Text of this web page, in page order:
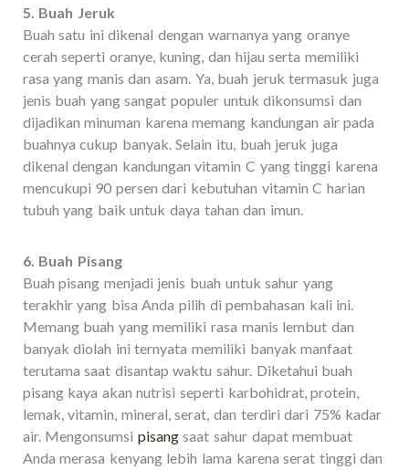
5. Buah Jeruk
Buah satu ini dikenal dengan warnanya yang oranye
cerah seperti oranye, kuning, dan hijau serta memiliki
rasa yang manis dan asam. Ya, buah jeruk termasuk juga
jenis buah yang sangat populer untuk dikonsumsi dan
dijadikan minuman karena memang kandungan air pada
buahnya cukup banyak. Selain itu, buah jeruk juga
dikenal dengan kandungan vitamin C yang tinggi karena
mencukupi 90 persen dari kebutuhan vitamin C harian
tubuh yang baik untuk daya tahan dan imun.
6. Buah Pisang
Buah pisang menjadi jenis buah untuk sahur yang
terakhir yang bisa Anda pilih di pembahasan kali ini.
Memang buah yang memiliki rasa manis lembut dan
banyak diolah ini ternyata memiliki banyak manfaat
terutama saat disantap waktu sahur. Diketahui buah
pisang kaya akan nutrisi seperti karbohidrat, protein,
lemak, vitamin, mineral, serat, dan terdiri dari 75% kadar
air. Mengonsumsi pisangsaat sahur dapat membuat
Anda merasa kenyang lebih lama karena serat tinggi dan